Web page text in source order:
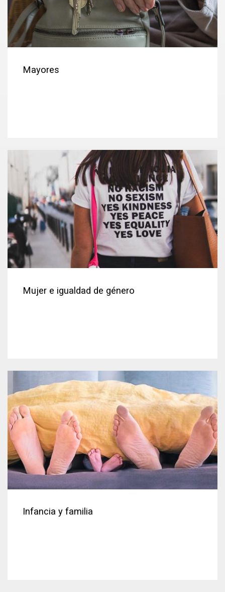
Mayores
Mujer e igualdad de género
Infancia y familia